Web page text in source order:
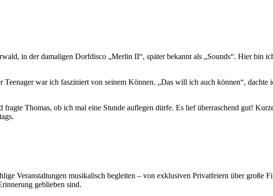
in der damaligen Dorfdisco „Merlin II“, später bekannt als „Sounds“. Hier bin
war ich fasziniert von seinem Können. „Das will ich auch können“,
Thomas, ob ich mal eine Stunde auflegen dürfe. Es lief überraschend gut!
Veranstaltungen musikalisch begleiten – von exklusiven Privatfeiern über große
geblieben sind.